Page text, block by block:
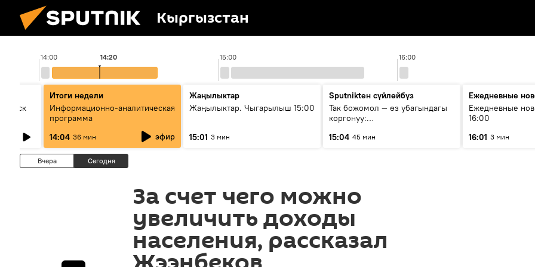
Кыргызстан
14:00 15:00 16:00
14:20
Итоги недели
Информационно-аналитическая
программа
14:04 36 мин эфир
Жаңылыктар
Жаңылыктар. Чыгарылыш 15:00
15:01 3 мин
Sputnikteн сүйлөйбүз
Так божомол — өз убагындагы
коргонуу:
кантип өркүндөтүлүүдө
15:04 45 мин
Ежедневные
Ежедневные
16:00
16:01 3 мин
Вчера Сегодня
За счет чего можно
увеличить доходы
населения, рассказал